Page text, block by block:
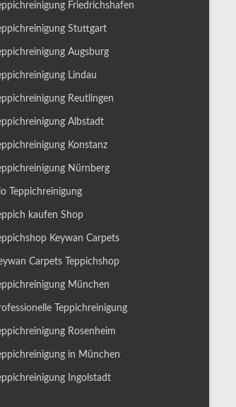
Friedrichshafen
Stuttgart
Augsburg
Lindau
Reutlingen
Albstadt
Konstanz
Nürnberg
Teppichreinigung
kaufen Shop
Keywan Carpets
Carpets Teppichshop
München
Teppichreinigung
Rosenheim
in München
Ingolstadt